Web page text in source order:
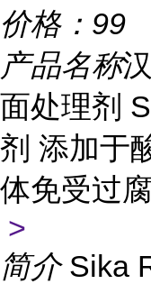
价格： 99
产品名称
面处理剂
剂 添加于
体免受过
>
简介 Sika